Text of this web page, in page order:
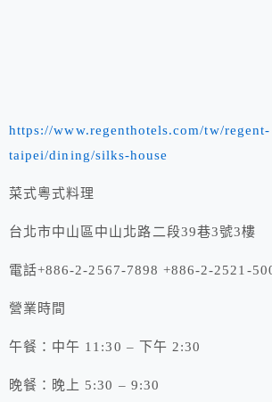
https://www.regenthotels.com/tw/regent-
taipei/dining/silks-house
菜式粵式料理
台北市中山區中山北路二段39巷3號3樓
電話+886-2-2567-7898 +886-2-2521-
營業時間
午餐：中午 11:30 – 下午 2:30
晚餐：晚上 5:30 – 9:30